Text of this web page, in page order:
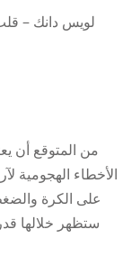
لويس دانك –
من المتوقع أن
الأخطاء الهجومية
على الكرة
ستظهر خلالها